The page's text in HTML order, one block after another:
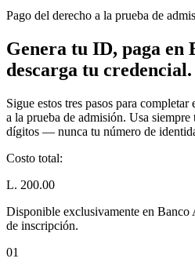
Pago del derecho a la prueba de
Genera tu ID, paga en
descarga tu credencial.
Sigue estos tres pasos para
a la prueba de admisión. Usa
dígitos — nunca tu número de
Costo total:
L. 200.00
Disponible exclusivamente en
de inscripción.
01